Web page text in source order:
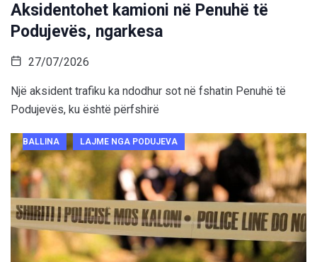
Aksidentohet kamioni në Penuhë të
Podujevës, ngarkesa
27/07/2026
Një aksident trafiku ka ndodhur sot në fshatin Penuhë të
Podujevës, ku është përfshirë
BALLINA LAJME NGA PODUJEVA